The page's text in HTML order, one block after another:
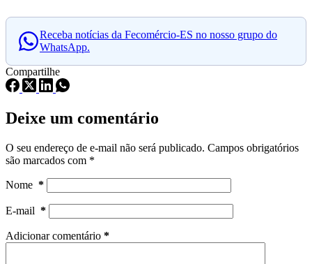
Receba notícias da Fecomércio-ES no nosso grupo do
WhatsApp.
Compartilhe
Deixe um comentário
O seu endereço de e-mail não será publicado. Campos obrigatórios
são marcados com *
Nome *
E-mail *
Adicionar comentário *